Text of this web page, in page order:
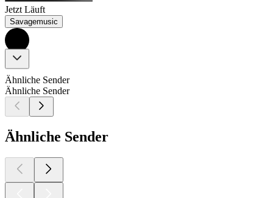
Jetzt Läuft
Savagemusic
Ähnliche Sender
Ähnliche Sender
Ähnliche Sender